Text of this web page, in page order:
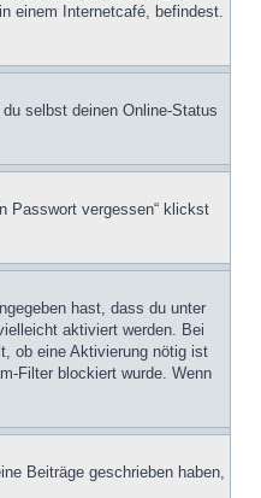
einem Internetcafé, befindest.
selbst deinen Online-Status
Passwort vergessen“ klickst
hast, dass du unter
aktiviert werden. Bei
ob eine Aktivierung nötig ist
Filter blockiert wurde. Wenn
Beiträge geschrieben haben,